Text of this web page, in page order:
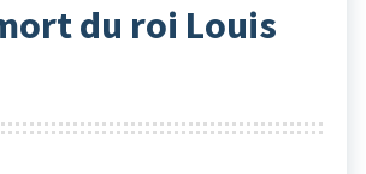
du roi Louis